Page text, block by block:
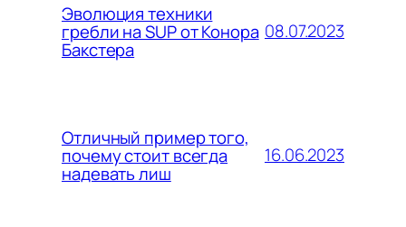
Эволюция техники
гребли на SUP от Конора
Бакстера
08.07.2023
Отличный пример того,
почему стоит всегда
надевать лиш
16.06.2023